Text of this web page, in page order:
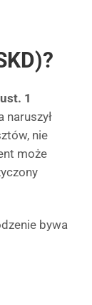
1
naruszył
nie
może
bywa